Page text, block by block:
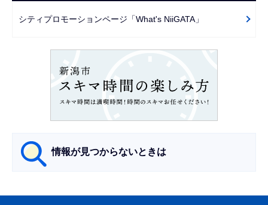
シティプロモーションページ「What's NiiGATA」
情報が見つからないときは